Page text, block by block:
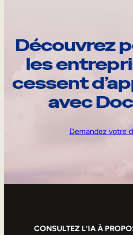
Découvrez
les
cessent
avec
Demandez votre
CONSULTEZ L’IA À